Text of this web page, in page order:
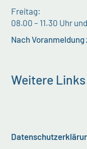
Freitag:
08.00 – 11.30 Uhr
Nach Voranmeldung
Weitere Links